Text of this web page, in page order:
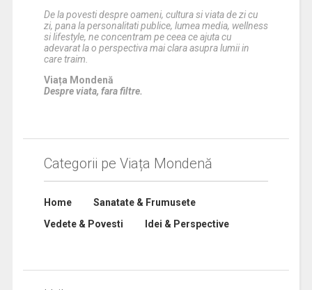
De la povesti despre oameni, cultura si viata de zi cu
zi, pana la personalitati publice, lumea media, wellness
si lifestyle, ne concentram pe ceea ce ajuta cu
adevarat la o perspectiva mai clara asupra lumii in
care traim.
Viața Mondenă
Despre viata, fara filtre.
Categorii pe Viața Mondenă
Home
Sanatate & Frumusete
Vedete & Povesti
Idei & Perspective